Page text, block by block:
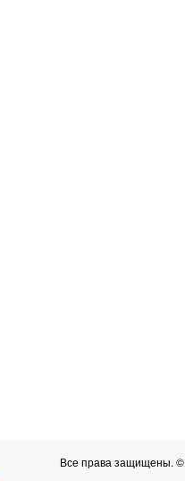
Все права защищены. ©